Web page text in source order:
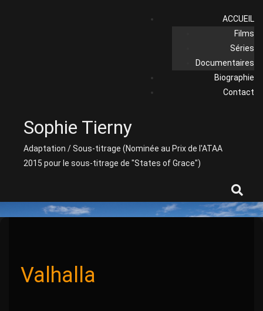
ACCUEIL
Films
Séries
Documentaires
Biographie
Contact
Sophie Tierny
Adaptation / Sous-titrage (Nominée au Prix de l'ATAA
2015 pour le sous-titrage de "States of Grace")
Valhalla